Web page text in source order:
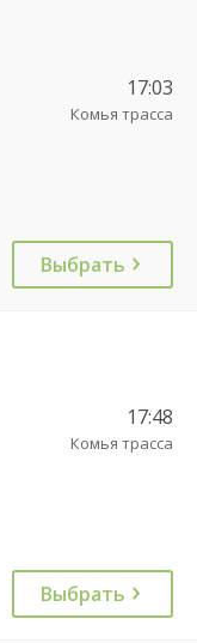
17:03
Комья трасса
Выбрать
17:48
Комья трасса
Выбрать